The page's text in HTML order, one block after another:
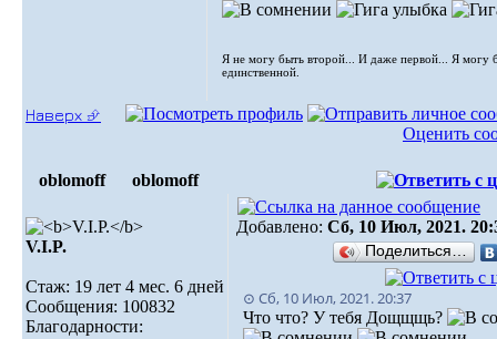
Я не могу быть второй... И даже первой... Я могу
единственной.
Наверх ⮵
Оценить
oblomoff oblomoff
V.I.P.
Стаж: 19 лет 4 мес. 6 дней
Сообщения: 100832
Благодарности:
Добавлено: Сб, 10 Июл, 2021.
Поделиться…
⊙ Сб, 10 Июл, 2021. 20:37
Что что? У тебя Дощщщь?